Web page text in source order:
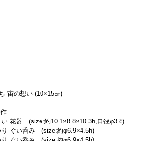
-宙の想い-(10×15㎝)
花器　(size:約10.1×8.8×10.3h,口径φ3.8)
ぐい呑み　(size:約φ6.9×4.5h)